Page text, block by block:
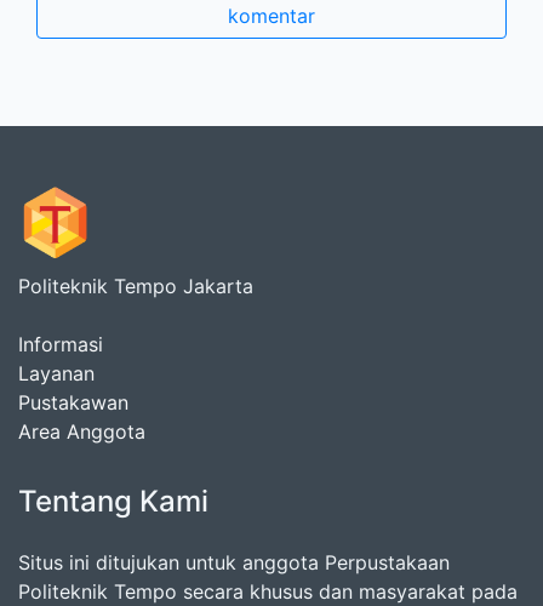
komentar
Politeknik Tempo Jakarta
Informasi
Layanan
Pustakawan
Area Anggota
Tentang Kami
Situs ini ditujukan untuk anggota Perpustakaan
Politeknik Tempo secara khusus dan masyarakat pada